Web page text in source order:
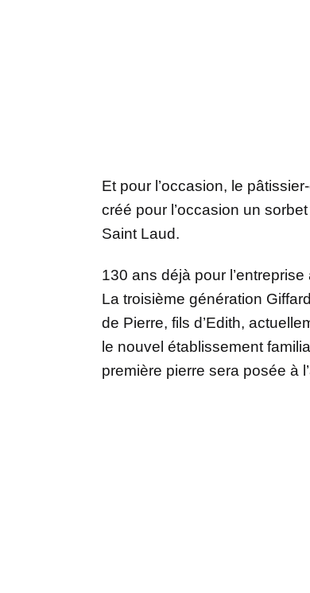
Et pour l’occasion, le
créé pour l’occasion un
Saint Laud.
130 ans déjà pour
La troisième génération
de Pierre, fils d’Edith,
le nouvel établissement
première pierre sera posée à